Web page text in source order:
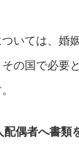
いては、婚
の国で必要
配偶者へ書類